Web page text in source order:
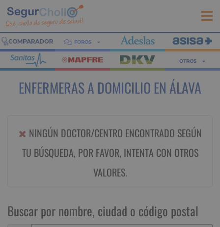
FOROS
OTROS
ENFERMERAS A DOMICILIO EN ÁLAVA
NINGÚN DOCTOR/CENTRO ENCONTRADO SEGÚN
TU BÚSQUEDA, POR FAVOR, INTENTA CON OTROS
VALORES.
Buscar por nombre, ciudad o código postal